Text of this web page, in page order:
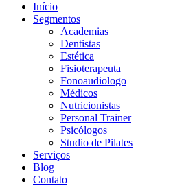
Início
Segmentos
Academias
Dentistas
Estética
Fisioterapeuta
Fonoaudiologo
Médicos
Nutricionistas
Personal Trainer
Psicólogos
Studio de Pilates
Serviços
Blog
Contato